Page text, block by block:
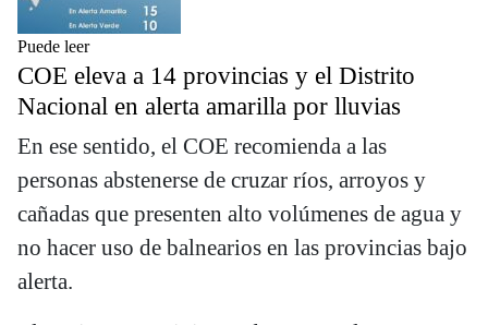
Puede leer
COE eleva a 14 provincias y el Distrito
Nacional en alerta amarilla por lluvias
En ese sentido, el COE recomienda a las
personas abstenerse de cruzar ríos, arroyos y
cañadas que presenten alto volúmenes de agua y
no hacer uso de balnearios en las provincias bajo
alerta.